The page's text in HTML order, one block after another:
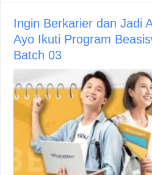
Ingin Berkarier dan Jadi
Ayo Ikuti Program
Batch 03